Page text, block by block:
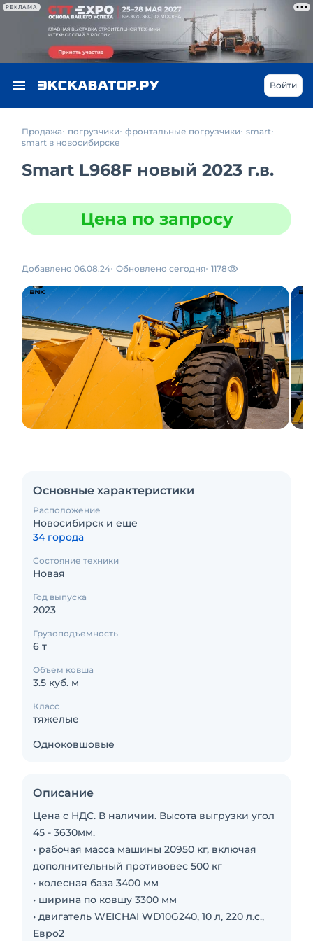
РЕКЛАМА
Войти
Продажа погрузчики фронтальные погрузчики smart
smart в новосибирске
Smart L968F новый 2023 г.в.
Цена по запросу
Добавлено 06.08.24 Обновлено сегодня 1178
Основные характеристики
Расположение
Новосибирск и еще
34 города
Состояние техники
Новая
Год выпуска
2023
Грузоподъемность
6 т
Объем ковша
3.5 куб. м
Класс
тяжелые
Одноковшовые
Описание
Цена с НДС. В наличии. Высота выгрузки угол
45 - 3630мм.
• рабочая масса машины 20950 кг, включая
дополнительный противовес 500 кг
• колесная база 3400 мм
• ширина по ковшу 3300 мм
• двигатель WEICHAI WD10G240, 10 л, 220 л.с.,
Евро2